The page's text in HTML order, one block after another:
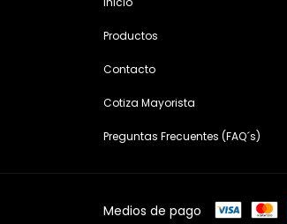
Productos
Contacto
Cotiza Mayorista
Preguntas Frecuentes (FAQ´s)
Medios de pago